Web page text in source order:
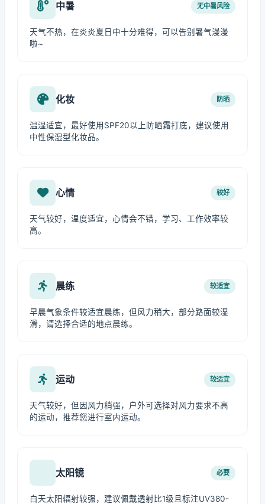
中暑 无中暑风险
天气不热，在炎炎夏日中十分难得，可以告别暑气漫漫
啦~
化妆 防晒
温湿适宜，最好使用SPF20以上防晒霜打底，建议使用
中性保湿型化妆品。
心情 较好
天气较好，温度适宜，心情会不错，学习、工作效率较
高。
晨练 较适宜
早晨气象条件较适宜晨练，但风力稍大，部分路面较湿
滑，请选择合适的地点晨练。
运动 较适宜
天气较好，但因风力稍强，户外可选择对风力要求不高
的运动，推荐您进行室内运动。
太阳镜 必要
白天太阳辐射较强，建议佩戴透射比1级且标注UV380-